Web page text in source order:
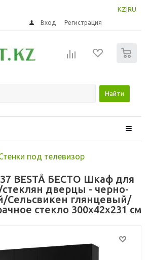
KZ RU
Вход Регистрация
Найти
под телевизор
BESTÅ БЕСТО Шкаф для
дверцы - черно-
Сельсвикен глянцевый/
стекло 300x42x231 см